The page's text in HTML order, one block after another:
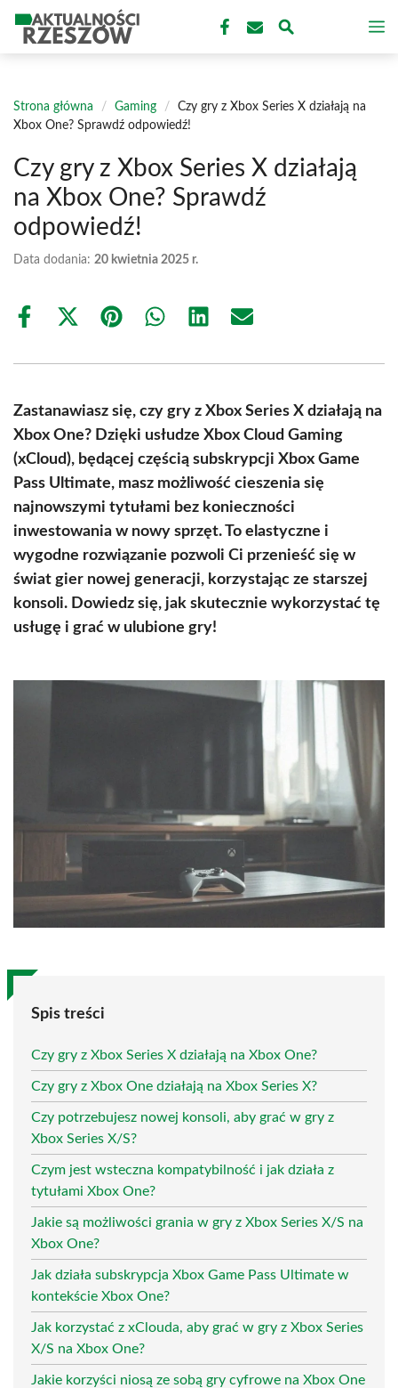
treści
Strona główna / Gaming /
Czy gry z Xbox Series X działają na
Xbox One? Sprawdź odpowiedź!
Czy gry z Xbox Series X działają
na Xbox One? Sprawdź
odpowiedź!
Data dodania: 20 kwietnia 2025 r.
Share
Share
(Twitter)
Share Share Share Share
Zastanawiasz się, czy gry z Xbox Series X działają na
Xbox One? Dzięki usłudze Xbox Cloud Gaming
(xCloud), będącej częścią subskrypcji Xbox Game
Pass Ultimate, masz możliwość cieszenia się
najnowszymi tytułami bez konieczności
inwestowania w nowy sprzęt. To elastyczne i
wygodne rozwiązanie pozwoli Ci przenieść się w
świat gier nowej generacji, korzystając ze starszej
konsoli. Dowiedz się, jak skutecznie wykorzystać tę
usługę i grać w ulubione gry!
Spis treści
Czy gry z Xbox Series X działają na Xbox One?
Czy gry z Xbox One działają na Xbox Series X?
Czy potrzebujesz nowej konsoli, aby grać w gry z
Xbox Series X/S?
Czym jest wsteczna kompatybilność i jak działa z
tytułami Xbox One?
Jakie są możliwości grania w gry z Xbox Series X/S na
Xbox One?
Jak działa subskrypcja Xbox Game Pass Ultimate w
kontekście Xbox One?
Jak korzystać z xClouda, aby grać w gry z Xbox Series
X/S na Xbox One?
Jakie korzyści niosą ze sobą gry cyfrowe na Xbox One